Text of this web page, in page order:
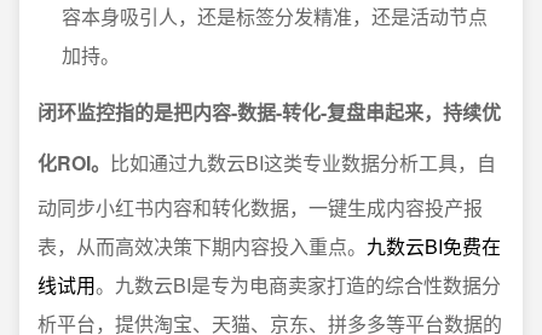
容本身吸引人，还是标签分发精准，还是活动节点
加持。
闭环监控指的是把内容-数据-转化-复盘串起来，持续优
化ROI。 比如通过九数云BI这类专业数据分析工具，自
动同步小红书内容和转化数据，一键生成内容投产报
表，从而高效决策下期内容投入重点。 九数云BI免费在
线试用。九数云BI是专为电商卖家打造的综合性数据分
析平台，提供淘宝、天猫、京东、拼多多等平台数据的